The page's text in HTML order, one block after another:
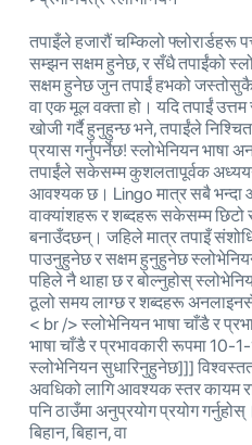
तपाइँले हजारौं चम्किलो फ्लोरार्डहरू
सम्झन सक्षम हुनेछ, र सँधै तपाईंको
सक्षम हुनेछ जुन तपाईं हभको जस्तोसुकै
वा एक मूल वक्ता हो। यदि तपाईं
खोजी गर्दै हुनुहुन्छ भने, तपाईंले
प्रयास गर्नुपर्नेछ! स्लोभेनियन भाषा
तपाईंले सकेसम्म कुशलतापूर्वक अध्ययन
आवश्यक छ। Lingo मात्र सबै
वाक्यांशहरू र शब्दहरू सकेसम्म छिटो
बनाउँदछन्। जहिले मात्र तपाइँ
पाउनुहुनेछ र सक्षम हुनुहुनेछ
पहिले नै थाहा छ र बोल्नुहोस्
ठूलो समय लाग्छ र शब्दहरू
< br /> स्लोभेनियन भाषा चाँडै र
भाषा चाँडै र प्रभावकारी रूपमा 10-
स्लोभेनियन सुधारिनुहुनेछ]]]
अवधिको लागि आवश्यक स्तर कायम
पनि ठाउँमा अनुप्रयोग प्रयोग
बिहान, बिहान, वा